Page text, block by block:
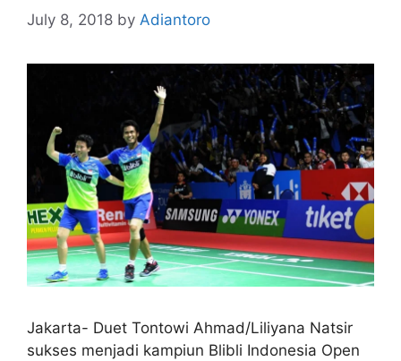
July 8, 2018 by Adiantoro
Jakarta- Duet Tontowi Ahmad/Liliyana Natsir
sukses menjadi kampiun Blibli Indonesia Open